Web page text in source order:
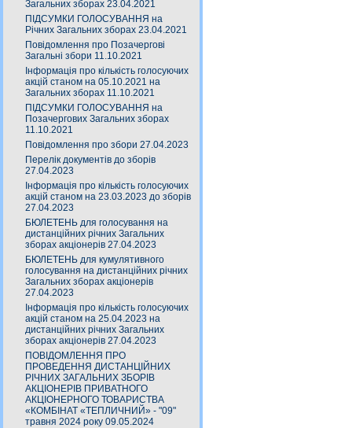
Загальних зборах 23.04.2021
ПІДСУМКИ ГОЛОСУВАННЯ на
Річних Загальних зборах 23.04.2021
Повідомлення про Позачергові
Загальні збори 11.10.2021
Інформація про кількість голосуючих
акцій станом на 05.10.2021 на
Загальних зборах 11.10.2021
ПІДСУМКИ ГОЛОСУВАННЯ на
Позачергових Загальних зборах
11.10.2021
Повідомлення про збори 27.04.2023
Перелік документів до зборів
27.04.2023
Інформація про кількість голосуючих
акцій станом на 23.03.2023 до зборів
27.04.2023
БЮЛЕТЕНЬ для голосування на
дистанційних річних Загальних
зборах акціонерів 27.04.2023
БЮЛЕТЕНЬ для кумулятивного
голосування на дистанційних річних
Загальних зборах акціонерів
27.04.2023
Інформація про кількість голосуючих
акцій станом на 25.04.2023 на
дистанційних річних Загальних
зборах акціонерів 27.04.2023
ПОВІДОМЛЕННЯ ПРО
ПРОВЕДЕННЯ ДИСТАНЦІЙНИХ
РІЧНИХ ЗАГАЛЬНИХ ЗБОРІВ
АКЦІОНЕРІВ ПРИВАТНОГО
АКЦІОНЕРНОГО ТОВАРИСТВА
«КОМБІНАТ «ТЕПЛИЧНИЙ» - "09"
травня 2024 року 09.05.2024